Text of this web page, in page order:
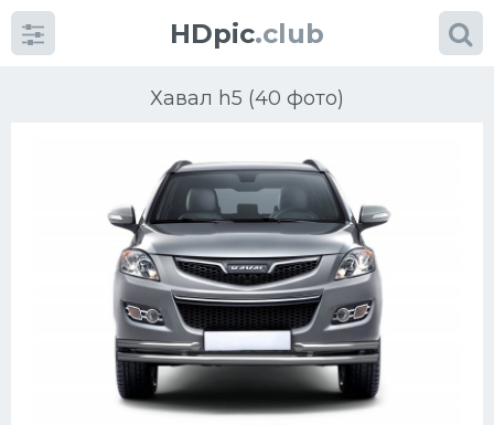
HDpic.club
Хавал h5 (40 фото)
Категории
Автомобили
Красивые фото машин